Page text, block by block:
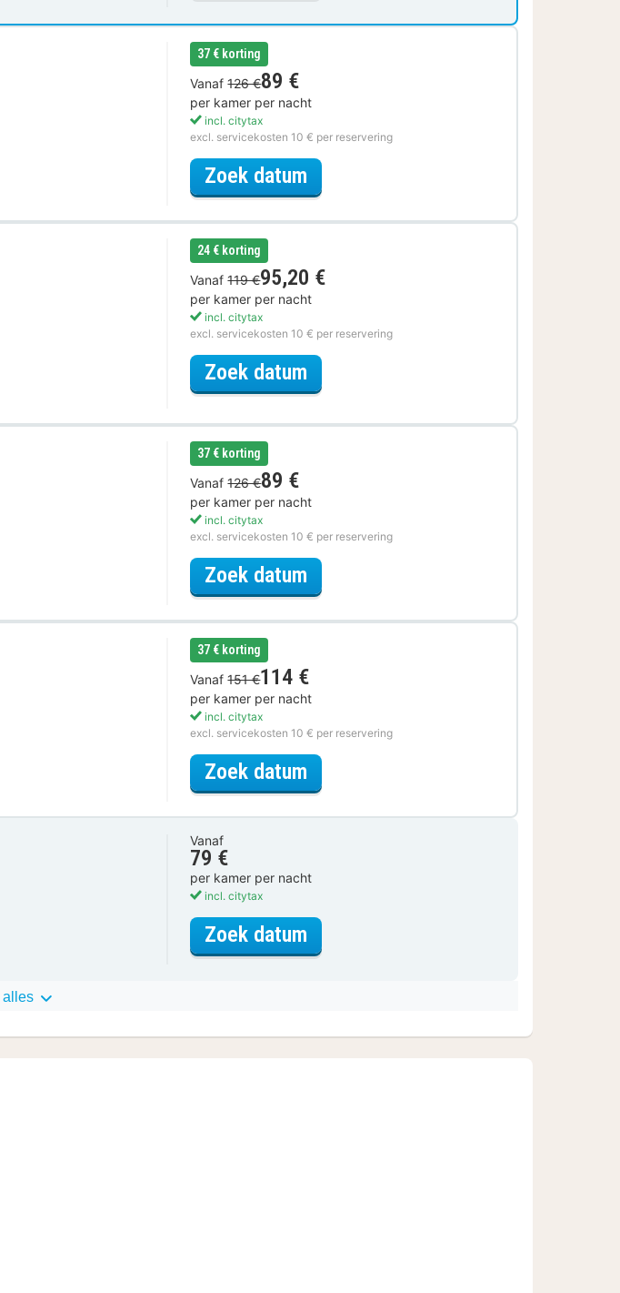
37 € korting
Vanaf 126 €89 €
per kamer per nacht
incl. citytax
excl. servicekosten 10 € per reservering
Zoek datum
24 € korting
Vanaf 119 €95,20 €
per kamer per nacht
incl. citytax
excl. servicekosten 10 € per reservering
Zoek datum
37 € korting
Vanaf 126 €89 €
per kamer per nacht
incl. citytax
excl. servicekosten 10 € per reservering
Zoek datum
37 € korting
Vanaf 151 €114 €
per kamer per nacht
incl. citytax
excl. servicekosten 10 € per reservering
Zoek datum
Vanaf
79 €
per kamer per nacht
incl. citytax
Zoek datum
alles